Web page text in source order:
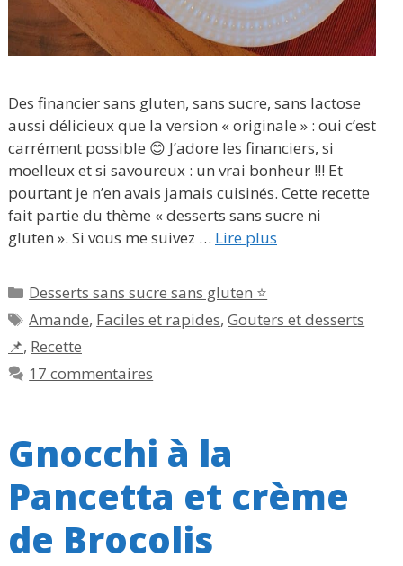
Des financier sans gluten, sans sucre, sans lactose
aussi délicieux que la version « originale » : oui c’est
carrément possible 😊 J’adore les financiers, si
moelleux et si savoureux : un vrai bonheur !!! Et
pourtant je n’en avais jamais cuisinés. Cette recette
fait partie du thème « desserts sans sucre ni
gluten ». Si vous me suivez … Lire plus
Catégories
Desserts sans sucre sans gluten ⭐
Étiquettes
Amande, Faciles et rapides,Gouters et desserts
📌, Recette
17 commentaires
Gnocchi à la
Pancetta et crème
de Brocolis